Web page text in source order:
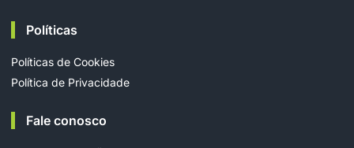
Políticas
Políticas de Cookies
Política de Privacidade
Fale conosco